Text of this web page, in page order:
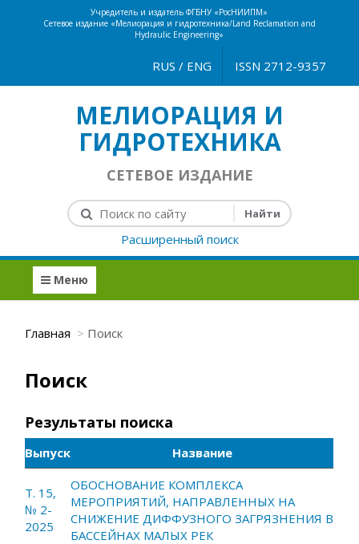
Учредитель и издатель ФГБНУ «РосНИИПМ»
Сетевое издание «Мелиорация и гидротехника/Land Reclamation and
Hydraulic Engineering»
ISSN 2712-9357
RUS / ENG
МЕЛИОРАЦИЯ И
ГИДРОТЕХНИКА
СЕТЕВОЕ ИЗДАНИЕ
Расширенный поиск
Меню
Главная Поиск
Поиск
Результаты поиска
Выпуск Название
Т. 15,
№ 2-
2025
ОБОСНОВАНИЕ КОМПЛЕКСА
МЕРОПРИЯТИЙ, НАПРАВЛЕННЫХ НА
СНИЖЕНИЕ ДИФФУЗНОГО ЗАГРЯЗНЕНИЯ В
БАССЕЙНАХ МАЛЫХ РЕК